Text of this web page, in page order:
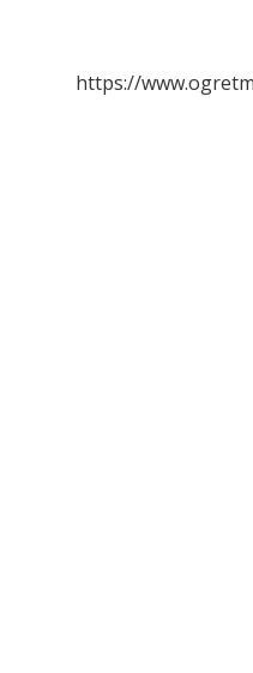
https://